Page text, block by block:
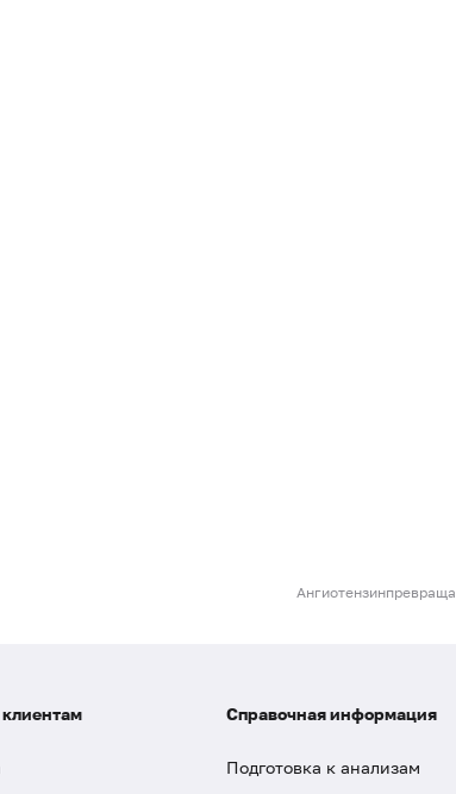
клиентам Справочная информация
Подготовка к анализам